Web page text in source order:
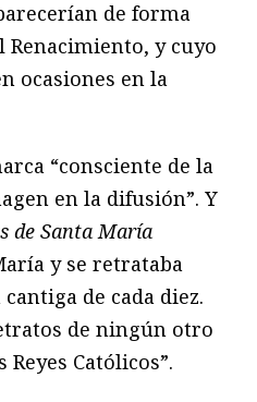
de forma
Renacimiento, y cuyo
ocasiones en la
“consciente de la
en la difusión”. Y
de Santa María
y se retrataba
de cada diez.
de ningún otro
Católicos”.